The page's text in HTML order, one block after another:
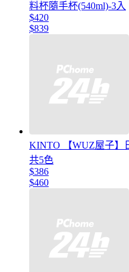
料杯隨手杯(540ml)-3入
$420
$839
KINTO 【WUZ屋子】
共5色
$386
$460